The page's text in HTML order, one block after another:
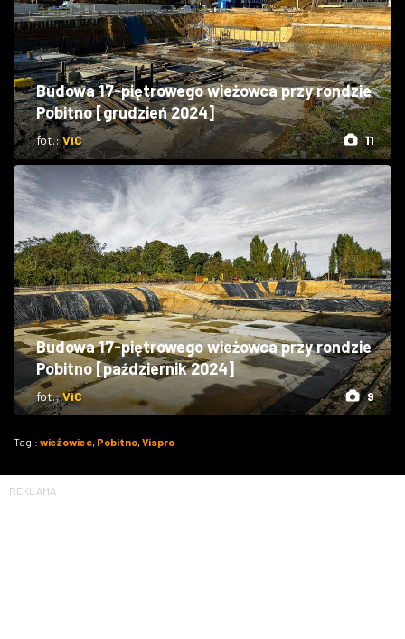
Budowa 17-piętrowego wieżowca przy rondzie
Pobitno [grudzień 2024]
fot.:ViC 11
Budowa 17-piętrowego wieżowca przy rondzie
Pobitno [październik 2024]
fot.:ViC 9
Tagi: wieżowiec, Pobitno, Vispro
REKLAMA